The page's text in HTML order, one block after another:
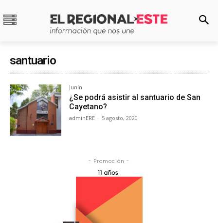
santuario
Junín
¿Se podrá asistir al santuario de San
Cayetano?
adminERE - 5 agosto, 2020
- Promoción -